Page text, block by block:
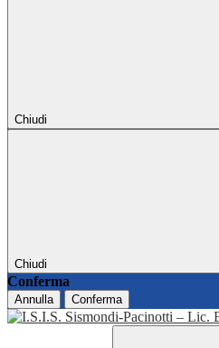
Chiudi
Chiudi
Conferma
Annulla Conferma